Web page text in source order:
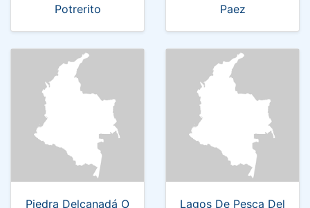
Potrerito
Paez
Piedra Delcanadá O Lagos De Pesca Del